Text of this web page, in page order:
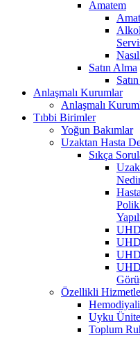
Amatem
Satın Alma
Anlaşmalı Kurumlar
Anlaşmalı
Tıbbi Birimler
Yoğun Bakımlar
Uzaktan Hasta
Sıkça
UHD
UHD
UHD
Özellikli
Uyku
Toplum